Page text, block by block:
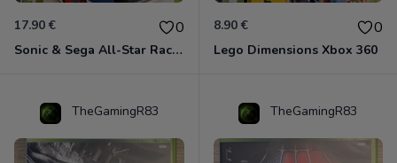
17.90 € 0
Sonic & Sega All-Star Racing - Transformed Xbox 360
8.90 € 0
Lego Dimensions Xbox 360
TheGamingR83 TheGamingR83